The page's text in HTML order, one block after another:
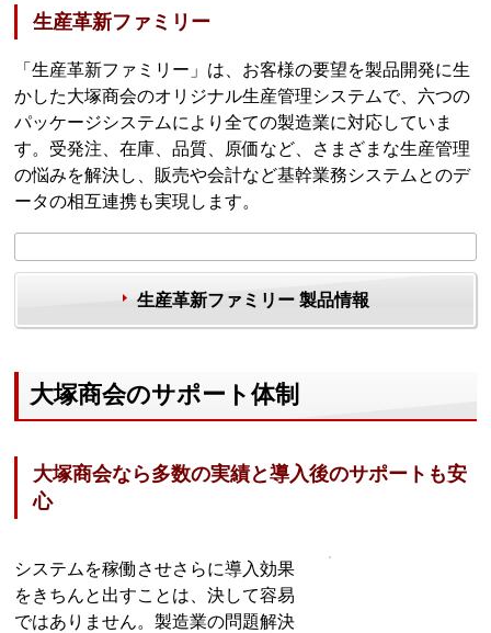
生産革新ファミリー
「生産革新ファミリー」は、お客様の要望を製品開発に生
かした大塚商会のオリジナル生産管理システムで、六つの
パッケージシステムにより全ての製造業に対応していま
す。受発注、在庫、品質、原価など、さまざまな生産管理
の悩みを解決し、販売や会計など基幹業務システムとのデ
ータの相互連携も実現します。
生産革新ファミリー 製品情報
大塚商会のサポート体制
大塚商会なら多数の実績と導入後のサポートも安
心
システムを稼働させさらに導入効果
をきちんと出すことは、決して容易
ではありません。製造業の問題解決